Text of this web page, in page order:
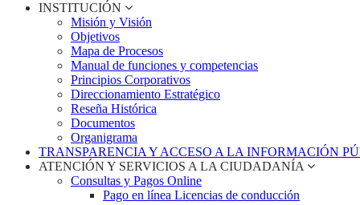
INSTITUCIÓN
Misión y Visión
Objetivos
Mapa de Procesos
Manual de funciones y competencias
Principios Corporativos
Direccionamiento Estratégico
Reseña Histórica
Documentos
Organigrama
TRANSPARENCIA Y ACCESO A LA INFORMACIÓN
ATENCIÓN Y SERVICIOS A LA CIUDADANÍA
Consultas y Pagos Online
Pago en línea Licencias de conducción